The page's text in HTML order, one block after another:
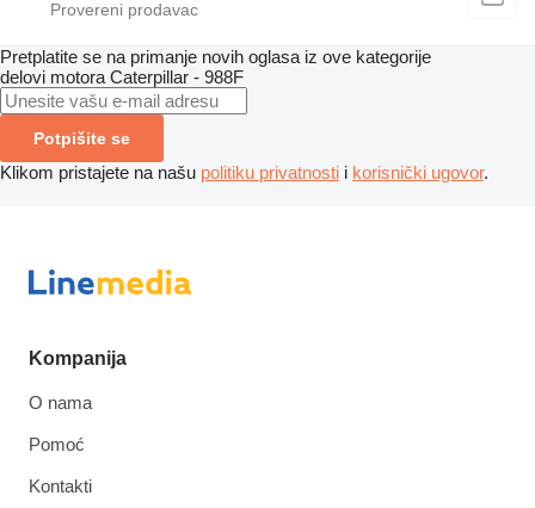
Pretplatite se na primanje novih oglasa iz ove kategorije
delovi motora Caterpillar - 988F
Potpišite se
Klikom pristajete na našu politiku privatnosti i korisnički ugovor.
Kompanija
O nama
Pomoć
Kontakti